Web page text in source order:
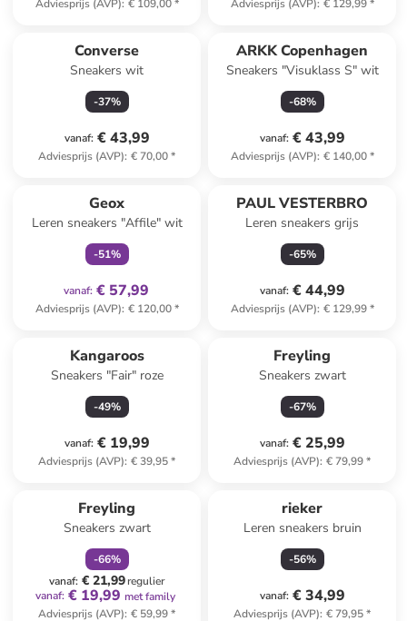
Adviesprijs (AVP): € 109,00* Adviesprijs (AVP): € 129,99*
Converse
Sneakers wit
-37%
vanaf: € 43,99
Adviesprijs (AVP): € 70,00*
ARKK Copenhagen
Sneakers "Visuklass S" wit
-68%
vanaf: € 43,99
Adviesprijs (AVP): € 140,00*
Geox
Leren sneakers "Affile" wit
-51%
vanaf: € 57,99
Adviesprijs (AVP): € 120,00*
PAUL VESTERBRO
Leren sneakers grijs
-65%
vanaf: € 44,99
Adviesprijs (AVP): € 129,99*
Kangaroos
Sneakers "Fair" roze
-49%
vanaf: € 19,99
Adviesprijs (AVP): € 39,95*
Freyling
Sneakers zwart
-67%
vanaf: € 25,99
Adviesprijs (AVP): € 79,99*
Freyling
Sneakers zwart
-66%
vanaf: € 21,99regulier
vanaf: € 19,99 met family
Adviesprijs (AVP): € 59,99*
rieker
Leren sneakers bruin
-56%
vanaf: € 34,99
Adviesprijs (AVP): € 79,95*